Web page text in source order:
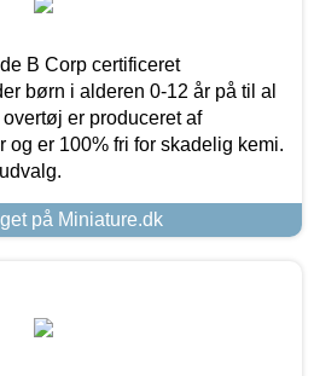
B Corp certificeret
børn i alderen 0-12 år på til al
er produceret af
og er 100% fri for skadelig kemi.
på Miniature.dk